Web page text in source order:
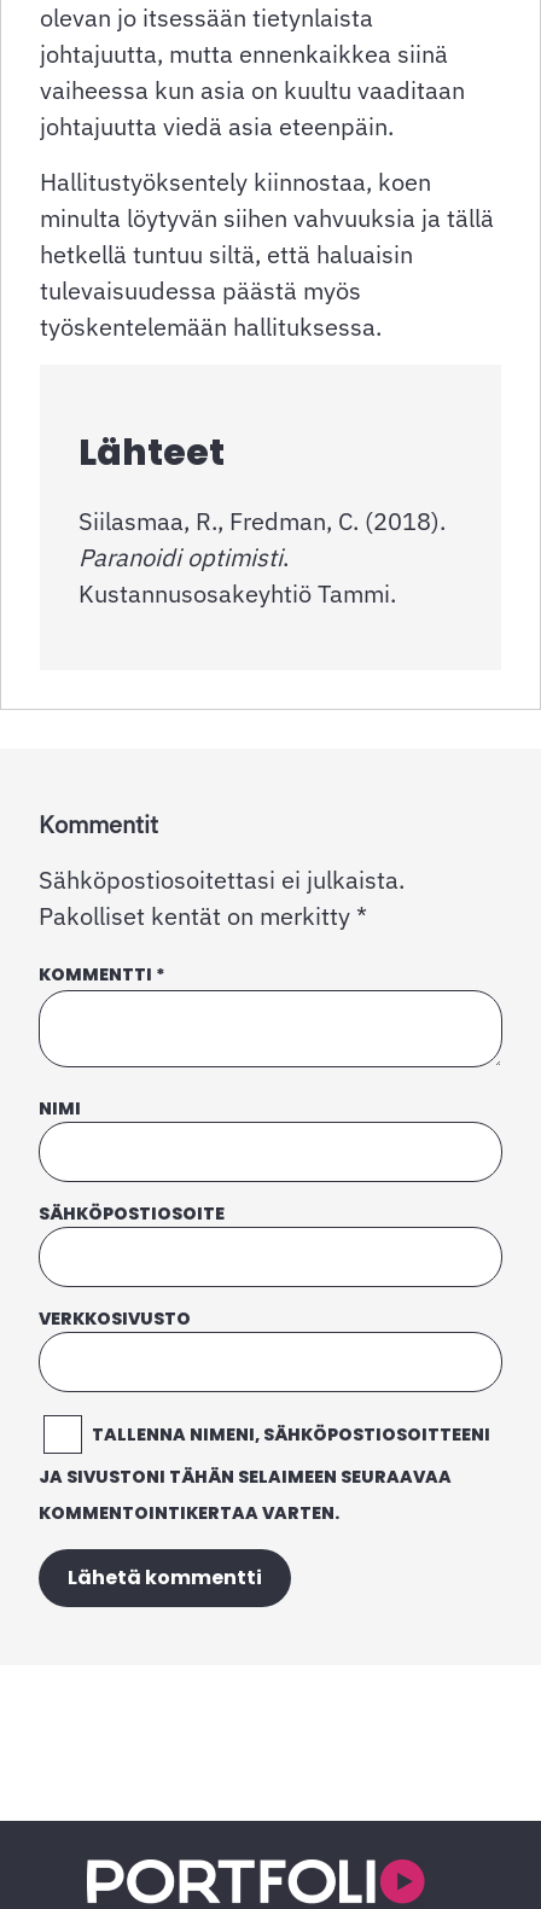
olevan jo itsessään tietynlaista
johtajuutta, mutta ennenkaikkea siinä
vaiheessa kun asia on kuultu vaaditaan
johtajuutta viedä asia eteenpäin.
Hallitustyöksentely kiinnostaa, koen
minulta löytyvän siihen vahvuuksia ja tällä
hetkellä tuntuu siltä, että haluaisin
tulevaisuudessa päästä myös
työskentelemään hallituksessa.
Lähteet
Siilasmaa, R., Fredman, C. (2018).
Paranoidi optimisti.
Kustannusosakeyhtiö Tammi.
Kommentit
Sähköpostiosoitettasi ei julkaista.
Pakolliset kentät on merkitty *
KOMMENTTI *
NIMI
SÄHKÖPOSTIOSOITE
VERKKOSIVUSTO
TALLENNA NIMENI, SÄHKÖPOSTIOSOITTEENI
JA SIVUSTONI TÄHÄN SELAIMEEN SEURAAVAA
KOMMENTOINTIKERTAA VARTEN.